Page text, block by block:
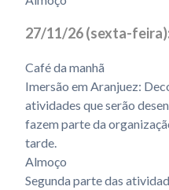
27/11/26 (sexta-
Café da manhã
Imersão em Aranjuez:
atividades que serão
fazem parte da
tarde.
Almoço
Segunda parte das